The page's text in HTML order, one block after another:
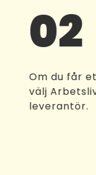
02
Om du får
välj
leverantör.